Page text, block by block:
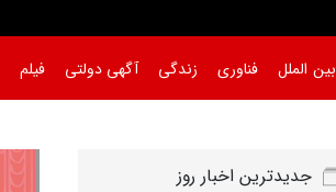
بین الملل فناوری زندگی آگهی دولتی فیلم
جدیدترین اخبار روز